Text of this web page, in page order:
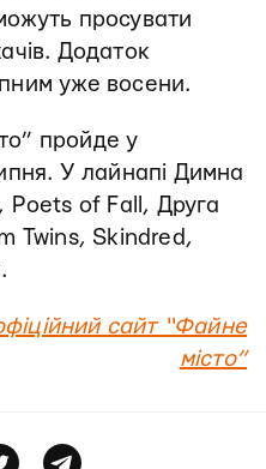
просувати
Додаток
уже восени.
пройде у
У лайнапі Димна
Poets of Fall, Друга
Twins, Skindred,
сайт “Файне
місто”